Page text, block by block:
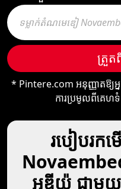
ត្រួត
* Pintere.com អនុញ្ញាតឱ្យ
ការប្រមូលពីគេហទំ
របៀបរក
អូឌីយ៉ូ ជាមួ